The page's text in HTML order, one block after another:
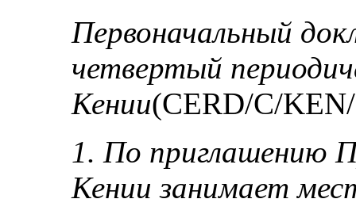
Первоначальный
четвертый
Кении(CERD/C/
1. По приглашению
Кении занимает